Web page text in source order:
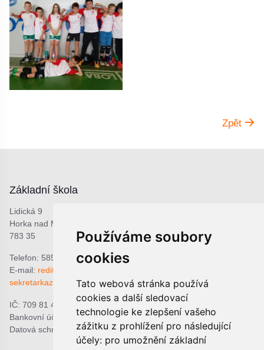
Používáme soubory
cookies
Tato webová stránka používá
cookies a další sledovací
technologie ke zlepšení vašeho
zážitku z prohlížení pro následující
účely: pro umožnění základní
Zpět
Základní škola
Lidická 9
Horka nad Moravou
783 35
Telefon: 585 378 047
E-mail: reditel@zshorka.cz
sekretarkazshorka@seznam.cz
IČ: 709 81 493
Bankovní účet: 1809609309/0800
Datová schránka: bjema48